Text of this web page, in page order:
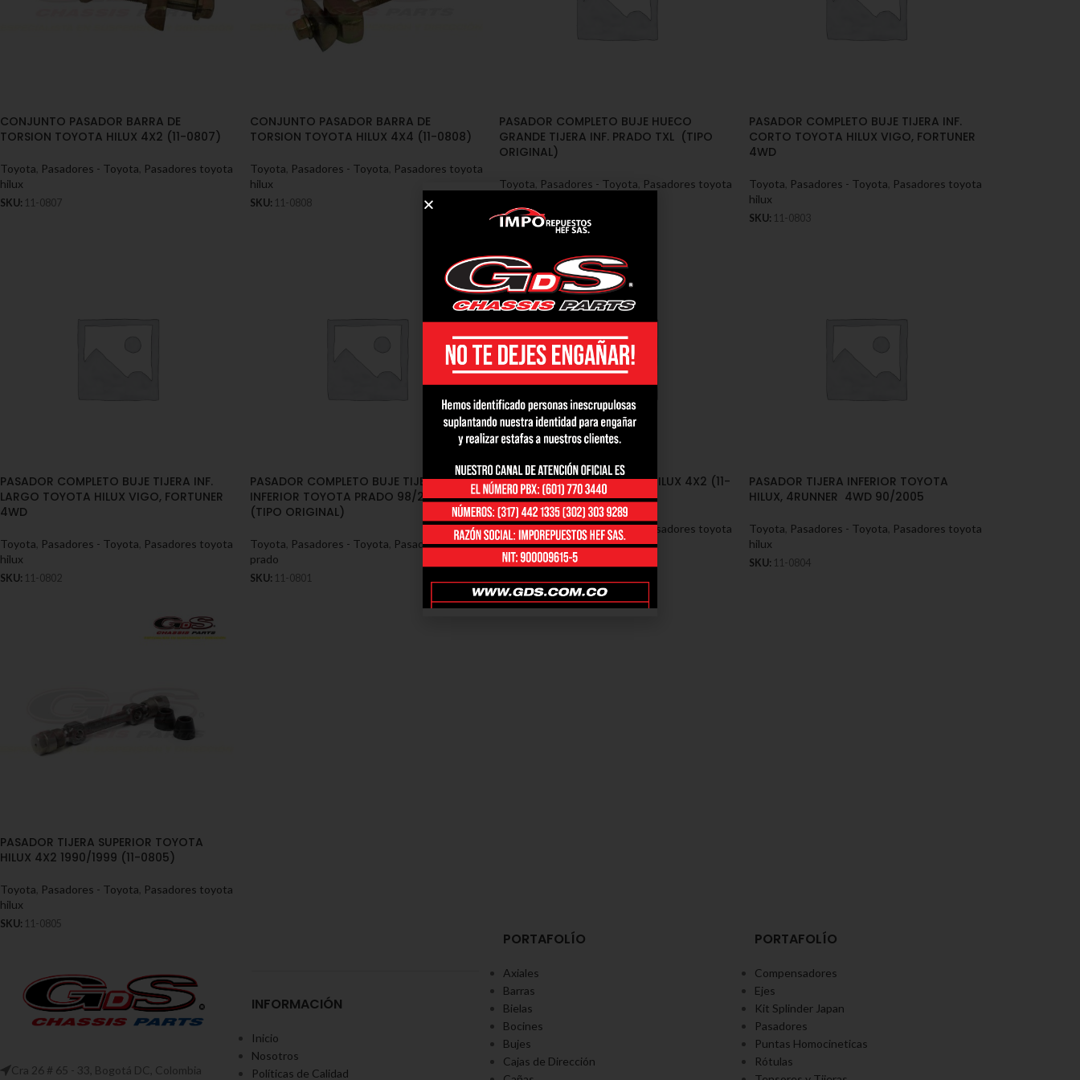
CONJUNTO PASADOR BARRA DE
TORSION TOYOTA HILUX 4X2 (11-0807)
Toyota Pasadores - Toyota Pasadores toyota
hilux
SKU: 11-0807
CONJUNTO PASADOR BARRA DE
TORSION TOYOTA HILUX 4X4 (11-0808)
Toyota Pasadores - Toyota Pasadores toyota
hilux
SKU: 11-0808
PASADOR COMPLETO BUJE HUECO
GRANDE TIJERA INF. PRADO TXL (TIPO
ORIGINAL)
Toyota Pasadores - Toyota Pasadores toyota
SKU:11-0809
PASADOR COMPLETO BUJE TIJERA INF.
CORTO TOYOTA HILUX VIGO, FORTUNER
4WD
Toyota Pasadores - Toyota Pasadores toyota
hilux
SKU: 11-0803
PASADOR COMPLETO BUJE TIJERA INF.
LARGO TOYOTA HILUX VIGO, FORTUNER
4WD
Toyota Pasadores - Toyota Pasadores toyota
hilux
SKU: 11-0802
PASADOR COMPLETO BUJE TIJERA
INFERIOR TOYOTA PRADO 98/2005
(TIPO ORIGINAL)
Toyota Pasadores - Toyota Pasadores toyota
prado
SKU: 11-0801
PASADOR TIJERA INFERIOR HILUX 4X2 (11-
0806)
Toyota,Pasadores - Toyota,Pasadores toyota
hilux
SKU:11-0806
PASADOR TIJERA INFERIOR TOYOTA
HILUX, 4RUNNER 4WD 90/2005
Toyota Pasadores - Toyota Pasadores toyota
hilux
SKU: 11-0804
PASADOR TIJERA SUPERIOR TOYOTA
HILUX 4X2 1990/1999 (11-0805)
Toyota Pasadores - Toyota Pasadores toyota
hilux
SKU: 11-0805
Cra 26 # 65 - 33, Bogotá DC, Colombia
INFORMACIÓN
Inicio
Nosotros
Políticas de Calidad
PORTAFOLÍO
Axiales
Barras
Bielas
Bocines
Bujes
Cajas de Dirección
PORTAFOLÍO
Compensadores
Ejes
Kit Splinder Japan
Pasadores
Puntas Homocineticas
Rótulas